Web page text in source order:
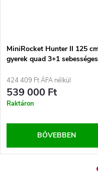
MiniRocket Hunter II 125
gyerek quad 3+1
elektromos indítással Zöld
424 409 Ft ÁFA nélkül
539 000 Ft
Raktáron
BŐVEBBEN